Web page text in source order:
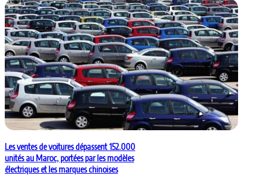
Les ventes de voitures dépassent 152.000
unités au Maroc, portées par les modèles
électriques et les marques chinoises